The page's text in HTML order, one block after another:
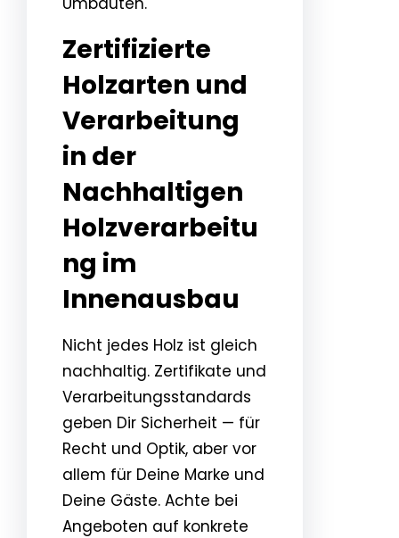
Zertifizierte
Holzarten und
Verarbeitung
in der
Nachhaltigen
Holzverarbeitu
ng im
Innenausbau
Nicht jedes Holz ist gleich
nachhaltig. Zertifikate und
Verarbeitungsstandards
geben Dir Sicherheit — für
Recht und Optik, aber vor
allem für Deine Marke und
Deine Gäste. Achte bei
Angeboten auf konkrete